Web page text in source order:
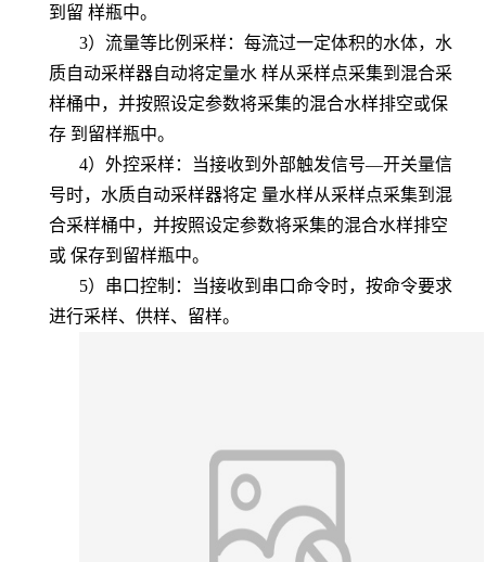
到留 样瓶中。
3）流量等比例采样：每流过一定体积的水体，水
质自动采样器自动将定量水 样从采样点采集到混合采
样桶中，并按照设定参数将采集的混合水样排空或保
存 到留样瓶中。
4）外控采样：当接收到外部触发信号—开关量信
号时，水质自动采样器将定 量水样从采样点采集到混
合采样桶中，并按照设定参数将采集的混合水样排空
或 保存到留样瓶中。
5）串口控制：当接收到串口命令时，按命令要求
进行采样、供样、留样。